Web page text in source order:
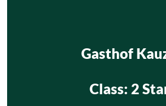
Gasthof
Class: 2